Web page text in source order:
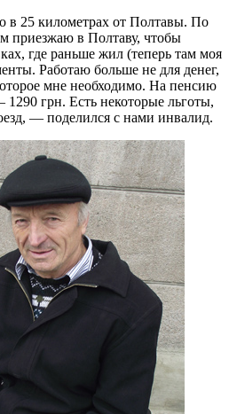
в 25 километрах от Полтавы. По
приезжаю в Полтаву, чтобы
где раньше жил (теперь там моя
Работаю больше не для денег,
мне необходимо. На пенсию
грн. Есть некоторые льготы,
— поделился с нами инвалид.